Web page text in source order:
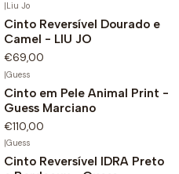
Liu Jo
Cinto Reversível Dourado e
Camel - LIU JO
€69,00
|Guess
Cinto em Pele Animal Print -
Guess Marciano
€110,00
|Guess
Cinto Reversível IDRA Preto